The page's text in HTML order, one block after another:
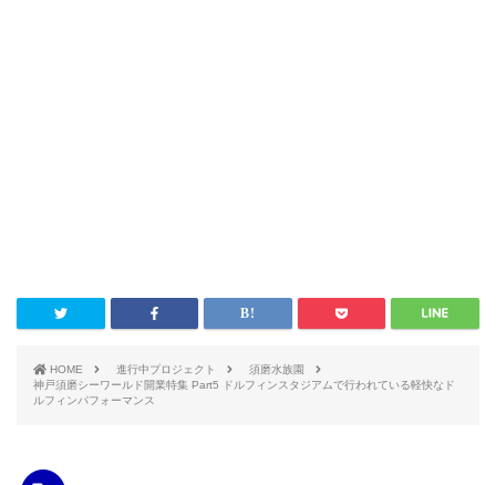
HOME 進行中プロジェクト
須磨水族園
神戸須磨シーワールド開業特集 Part5 ドルフィンスタジアムで行われている軽快なド
ルフィンパフォーマンス